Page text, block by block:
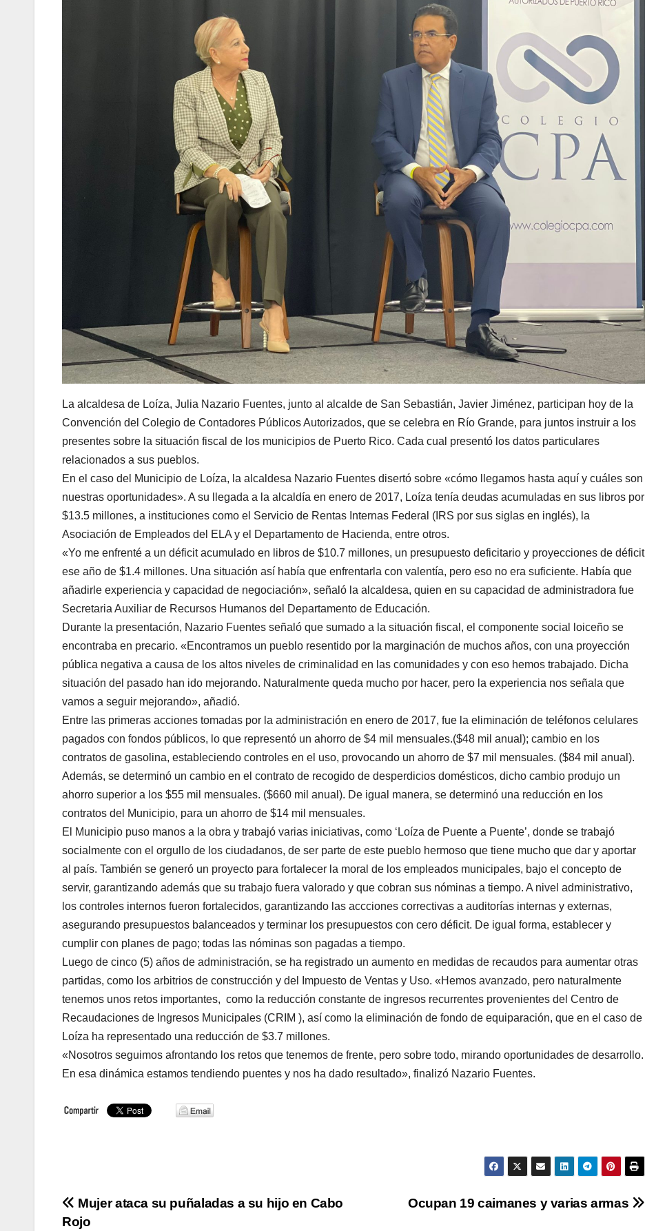
La alcaldesa de Loíza, Julia Nazario Fuentes, junto al alcalde de San Sebastián, Javier Jiménez, participan hoy de la
Convención del Colegio de Contadores Públicos Autorizados, que se celebra en Río Grande, para juntos instruir a los
presentes sobre la situación fiscal de los municipios de Puerto Rico. Cada cual presentó los datos particulares
relacionados a sus pueblos.
En el caso del Municipio de Loíza, la alcaldesa Nazario Fuentes disertó sobre «cómo llegamos hasta aquí y cuáles son
nuestras oportunidades». A su llegada a la alcaldía en enero de 2017, Loíza tenía deudas acumuladas en sus libros por
$13.5 millones, a instituciones como el Servicio de Rentas Internas Federal (IRS por sus siglas en inglés), la
Asociación de Empleados del ELA y el Departamento de Hacienda, entre otros.
«Yo me enfrenté a un déficit acumulado en libros de $10.7 millones, un presupuesto deficitario y proyecciones de déficit
ese año de $1.4 millones. Una situación así había que enfrentarla con valentía, pero eso no era suficiente. Había que
añadirle experiencia y capacidad de negociación», señaló la alcaldesa, quien en su capacidad de administradora fue
Secretaria Auxiliar de Recursos Humanos del Departamento de Educación.
Durante la presentación, Nazario Fuentes señaló que sumado a la situación fiscal, el componente social loiceño se
encontraba en precario. «Encontramos un pueblo resentido por la marginación de muchos años, con una proyección
pública negativa a causa de los altos niveles de criminalidad en las comunidades y con eso hemos trabajado. Dicha
situación del pasado han ido mejorando. Naturalmente queda mucho por hacer, pero la experiencia nos señala que
vamos a seguir mejorando», añadió.
Entre las primeras acciones tomadas por la administración en enero de 2017, fue la eliminación de teléfonos celulares
pagados con fondos públicos, lo que representó un ahorro de $4 mil mensuales.($48 mil anual); cambio en los
contratos de gasolina, estableciendo controles en el uso, provocando un ahorro de $7 mil mensuales. ($84 mil anual).
Además, se determinó un cambio en el contrato de recogido de desperdicios domésticos, dicho cambio produjo un
ahorro superior a los $55 mil mensuales. ($660 mil anual). De igual manera, se determinó una reducción en los
contratos del Municipio, para un ahorro de $14 mil mensuales.
El Municipio puso manos a la obra y trabajó varias iniciativas, como ‘Loíza de Puente a Puente’, donde se trabajó
socialmente con el orgullo de los ciudadanos, de ser parte de este pueblo hermoso que tiene mucho que dar y aportar
al país. También se generó un proyecto para fortalecer la moral de los empleados municipales, bajo el concepto de
servir, garantizando además que su trabajo fuera valorado y que cobran sus nóminas a tiempo. A nivel administrativo,
los controles internos fueron fortalecidos, garantizando las accciones correctivas a auditorías internas y externas,
asegurando presupuestos balanceados y terminar los presupuestos con cero déficit. De igual forma, establecer y
cumplir con planes de pago; todas las nóminas son pagadas a tiempo.
Luego de cinco (5) años de administración, se ha registrado un aumento en medidas de recaudos para aumentar otras
partidas, como los arbitrios de construcción y del Impuesto de Ventas y Uso. «Hemos avanzado, pero naturalmente
tenemos unos retos importantes, como la reducción constante de ingresos recurrentes provenientes del Centro de
Recaudaciones de Ingresos Municipales (CRIM ), así como la eliminación de fondo de equiparación, que en el caso de
Loíza ha representado una reducción de $3.7 millones.
«Nosotros seguimos afrontando los retos que tenemos de frente, pero sobre todo, mirando oportunidades de desarrollo.
En esa dinámica estamos tendiendo puentes y nos ha dado resultado», finalizó Nazario Fuentes.
Navegación
Ocupan 19 caimanes y varias armas
Mujer ataca su puñaladas a su hijo en Cabo
Rojo